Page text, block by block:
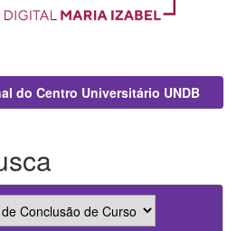
do Centro Universitário UNDB